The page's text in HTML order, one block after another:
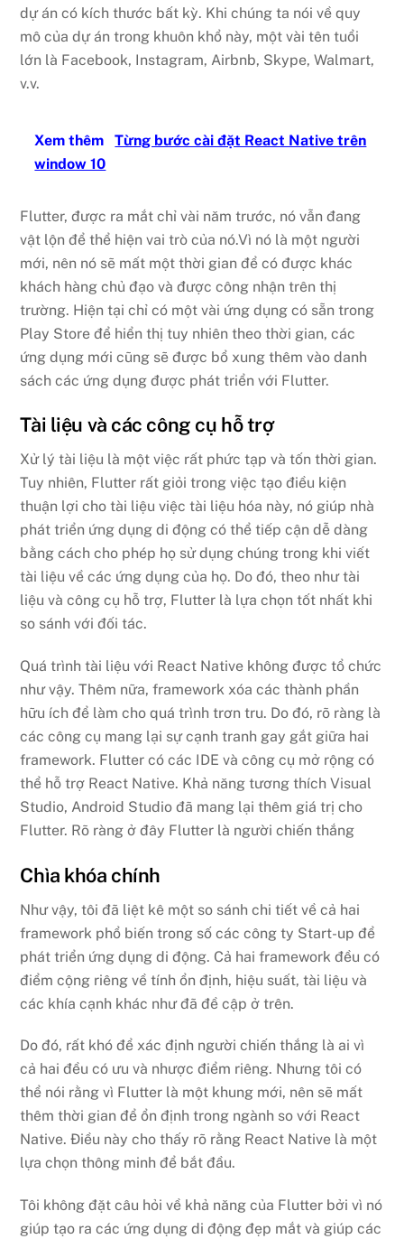
dự án có kích thước bất kỳ. Khi chúng ta nói về quy
mô của dự án trong khuôn khổ này, một vài tên tuổi
lớn là Facebook, Instagram, Airbnb, Skype, Walmart,
v.v.
Xem thêm
Từng bước cài đặt React Native trên
window 10
Flutter, được ra mắt chỉ vài năm trước, nó vẫn đang
vật lộn để thể hiện vai trò của nó.Vì nó là một người
mới, nên nó sẽ mất một thời gian để có được khác
khách hàng chủ đạo và được công nhận trên thị
trường. Hiện tại chỉ có một vài ứng dụng có sẵn trong
Play Store để hiển thị tuy nhiên theo thời gian, các
ứng dụng mới cũng sẽ được bổ xung thêm vào danh
sách các ứng dụng được phát triển với Flutter.
Tài liệu và các công cụ hỗ trợ
Xử lý tài liệu là một việc rất phức tạp và tốn thời gian.
Tuy nhiên, Flutter rất giỏi trong việc tạo điều kiện
thuận lợi cho tài liệu việc tài liệu hóa này, nó giúp nhà
phát triển ứng dụng di động có thể tiếp cận dễ dàng
bằng cách cho phép họ sử dụng chúng trong khi viết
tài liệu về các ứng dụng của họ. Do đó, theo như tài
liệu và công cụ hỗ trợ, Flutter là lựa chọn tốt nhất khi
so sánh với đối tác.
Quá trình tài liệu với React Native không được tổ chức
như vậy. Thêm nữa, framework xóa các thành phần
hữu ích để làm cho quá trình trơn tru. Do đó, rõ ràng là
các công cụ mang lại sự cạnh tranh gay gắt giữa hai
framework. Flutter có các IDE và công cụ mở rộng có
thể hỗ trợ React Native. Khả năng tương thích Visual
Studio, Android Studio đã mang lại thêm giá trị cho
Flutter. Rõ ràng ở đây Flutter là người chiến thắng
Chìa khóa chính
Như vậy, tôi đã liệt kê một so sánh chi tiết về cả hai
framework phổ biến trong số các công ty Start-up để
phát triển ứng dụng di động. Cả hai framework đều có
điểm cộng riêng về tính ổn định, hiệu suất, tài liệu và
các khía cạnh khác như đã đề cập ở trên.
Do đó, rất khó để xác định người chiến thắng là ai vì
cả hai đều có ưu và nhược điểm riêng. Nhưng tôi có
thể nói rằng vì Flutter là một khung mới, nên sẽ mất
thêm thời gian để ổn định trong ngành so với React
Native. Điều này cho thấy rõ rằng React Native là một
lựa chọn thông minh để bắt đầu.
Tôi không đặt câu hỏi về khả năng của Flutter bởi vì nó
giúp tạo ra các ứng dụng di động đẹp mắt và giúp các